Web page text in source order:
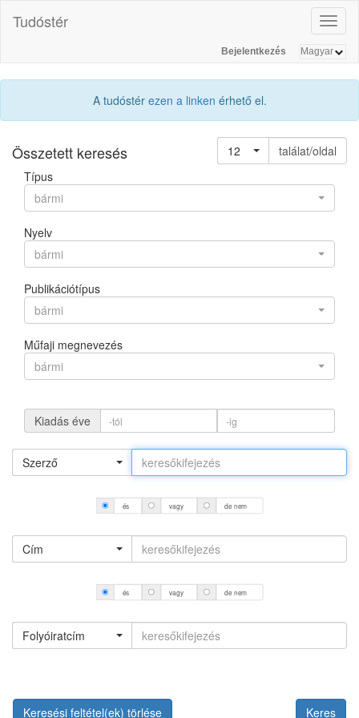
Tudóstér
Bejelentkezés
A tudóstér ezen a linken érhető el.
Összetett keresés 12
találat/oldal
Típus
bármi
Nyelv
bármi
Publikációtípus
bármi
Műfaji megnevezés
bármi
Kiadás éve
Szerző
és vagy de nem
Cím
és vagy de nem
Folyóiratcím
Keresési feltétel(ek) törlése